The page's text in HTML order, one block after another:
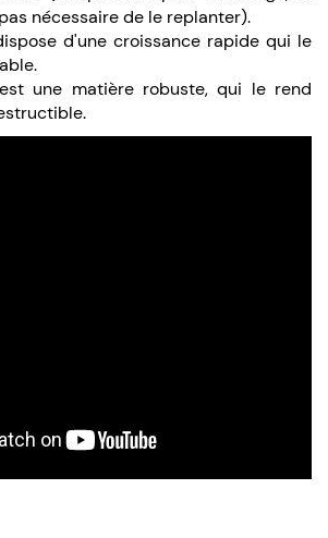
nécessaire de le replanter).
d'une croissance rapide qui le
une matière robuste, qui le rend